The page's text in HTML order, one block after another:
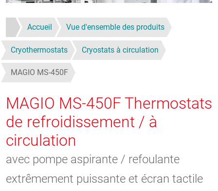
Accueil Vue d'ensemble des produits
Cryothermostats Cryostats à circulation
MAGIO MS-450F
MAGIO MS-450F Thermostats
de refroidissement / à
circulation
avec pompe aspirante / refoulante
extrêmement puissante et écran tactile